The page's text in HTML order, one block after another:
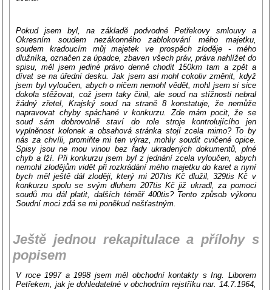
Pokud jsem byl, na základě podvodné Petřekovy smlouvy a
Okresním soudem nezákonného zablokování mého majetku,
soudem kradoucím můj majetek ve prospěch zloděje - mého
dlužníka, označen za úpadce, zbaven všech práv, práva nahlížet do
spisu, měl jsem jediné právo denně chodit 150km tam a zpět a
dívat se na úřední desku. Jak jsem asi mohl cokoliv změnit, když
jsem byl vyloučen, abych o ničem nemohl vědět, mohl jsem si sice
dokola stěžovat, což jsem taky činil, ale soud na stížnosti nebral
žádný zřetel, Krajský soud na straně 8 konstatuje, že nemůže
napravovat chyby spáchané v konkurzu. Zde mám pocit, že se
soud sám dobrovolně staví do role stroje kontrolujícího jen
vyplněnost kolonek a obsahová stránka stojí zcela mimo? To by
nás za chvíli, promiňte mi ten výraz, mohly soudit cvičené opice.
Spisy jsou ne mou vinou bez řady ukradených dokumentů, plné
chyb a lží. Při konkurzu jsem byl z jednání zcela vyloučen, abych
nemohl zlodějům vidět při rozkrádání mého majetku do karet a nyní
bych měl ještě dál zloději, který mi 207tis Kč dlužil, 329tis Kč v
konkurzu spolu se svým dluhem 207tis Kč již ukradl, za pomoci
soudů mu dál platit, dalších téměř 400tis? Tento způsob výkonu
Soudní moci zdá se mi poněkud nešťastným.
Ještě jednou rekapitulace a přílohy s
popisem
V roce 1997 a 1998 jsem měl obchodní kontakty s Ing. Liborem
Petřekem, jak je dohledatelné v obchodním rejstříku nar. 14.7.1964,